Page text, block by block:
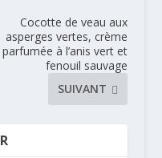
Cocotte de veau aux
asperges vertes, crème
parfumée à l’anis vert et
fenouil sauvage
SUIVANT